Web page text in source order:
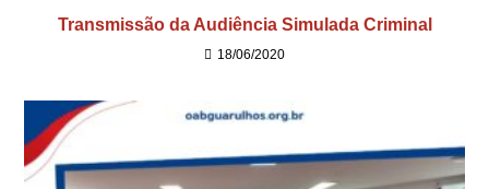
Transmissão da Audiência Simulada Criminal
18/06/2020